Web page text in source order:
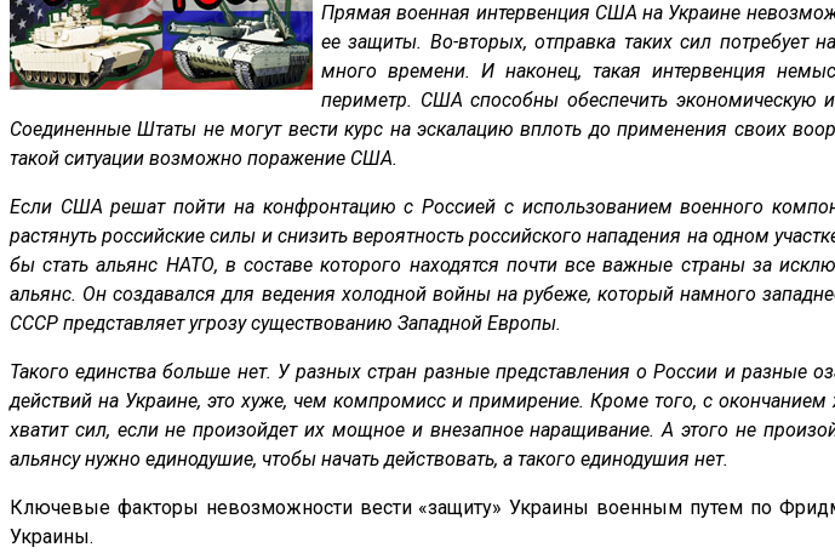
Прямая военная интервенция США на Украине
ее защиты. Во-вторых, отправка таких сил потребует
много времени. И наконец, такая интервенция
периметр. США способны обеспечить экономическую
Соединенные Штаты не могут вести курс на эскалацию вплоть до применения своих
такой ситуации возможно поражение США.
Если США решат пойти на конфронтацию с Россией с использованием военного
растянуть российские силы и снизить вероятность российского нападения на одном
бы стать альянс НАТО, в составе которого находятся почти все важные страны за
альянс. Он создавался для ведения холодной войны на рубеже, который намного
СССР представляет угрозу существованию Западной Европы.
Такого единства больше нет. У разных стран разные представления о России и
действий на Украине, это хуже, чем компромисс и примирение. Кроме того, с
хватит сил, если не произойдет их мощное и внезапное наращивание. А этого не
альянсу нужно единодушие, чтобы начать действовать, а такого единодушия нет.
Ключевые факторы невозможности вести «защиту» Украины военным путем по
Украины.